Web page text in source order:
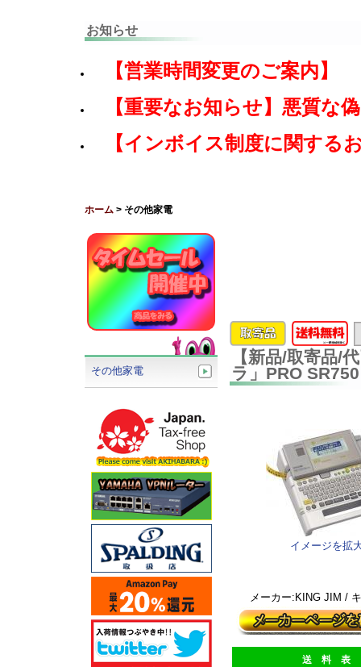
お知らせ
【営業時間変更のご案内】
【重要なお知らせ】悪質な
【インボイス制度に関する
ホーム > その他家電
【新品/取寄品/
ラ」PRO
イメージを拡
メーカー:KING JIM /
送 料 表
その他家電